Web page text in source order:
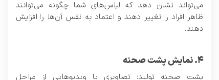
می‌تواند نشان دهد که لباس‌های شما چگونه می‌توانند
ظاهر افراد را تغییر دهند و اعتماد به نفس آن‌ها را افزایش
دهند.
۴. نمایش پشت صحنه
پشت صحنه تولید: تصاویری یا ویدیوهایی از مراحل